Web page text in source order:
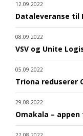
12.09.2022
Dataleveranse til
08.09.2022
VSV og Unite
05.09.2022
Triona reduserer
29.08.2022
Omakala –